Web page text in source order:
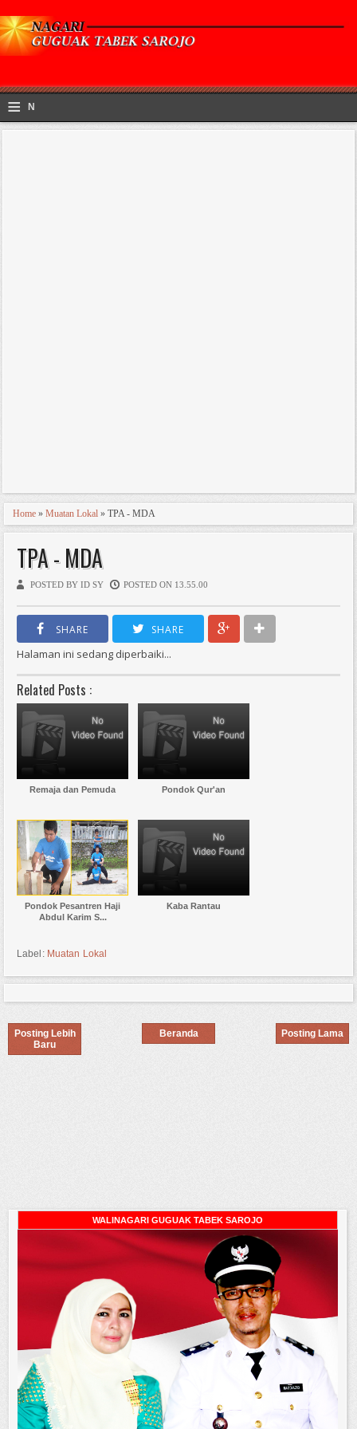
≡ N
Home » Muatan Lokal » TPA - MDA
TPA - MDA
POSTED BY ID SY POSTED ON 13.55.00
SHARE SHARE
Halaman ini sedang diperbaiki...
Related Posts :
Remaja dan Pemuda Pondok Qur'an
Pondok Pesantren Haji
Abdul Karim S...
Kaba Rantau
Label: Muatan Lokal
Posting Lebih
Baru
Posting Lama
Beranda
WALINAGARI GUGUAK TABEK SAROJO